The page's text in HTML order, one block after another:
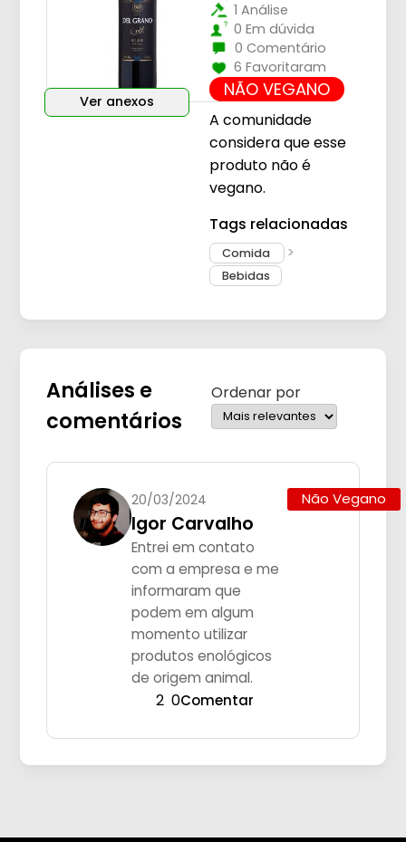
Ver anexos
1 Análise
0 Em dúvida
0 Comentário
6 Favoritaram
NÃO VEGANO
A comunidade
considera que esse
produto não é
vegano.
Tags relacionadas
Comida
Bebidas
Análises e
comentários
Ordenar por
20/03/2024
Igor Carvalho
Entrei em contato
com a empresa e me
informaram que
podem em algum
momento utilizar
produtos enológicos
de origem animal.
Não Vegano
2 0Comentar